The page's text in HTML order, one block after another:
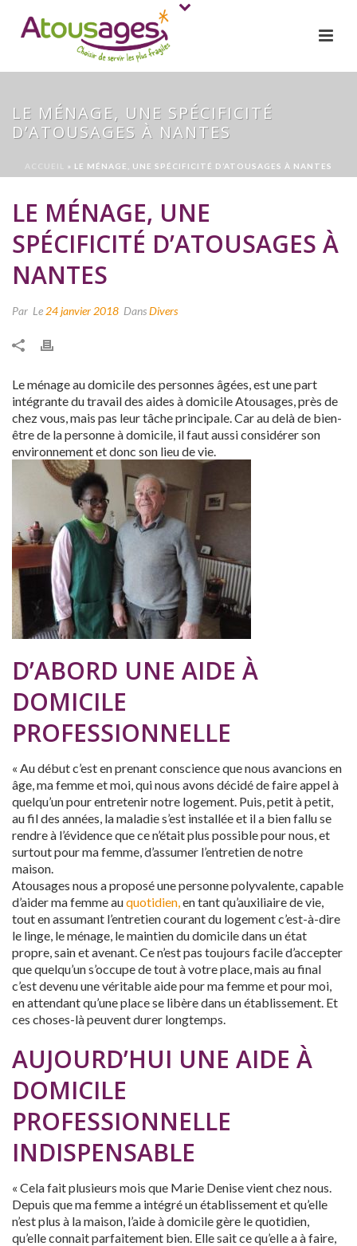
LE MÉNAGE, UNE SPÉCIFICITÉ
D’ATOUSAGES À NANTES
ACCUEIL » LE MÉNAGE, UNE SPÉCIFICITÉ D’ATOUSAGES À NANTES
LE MÉNAGE, UNE
SPÉCIFICITÉ D’ATOUSAGES À
NANTES
Par Le 24 janvier 2018 DansDivers
Le ménage au domicile des personnes âgées, est une part
intégrante du travail des aides à domicile Atousages, près de
chez vous, mais pas leur tâche principale. Car au delà de bien-
être de la personne à domicile, il faut aussi considérer son
environnement et donc son lieu de vie.
D’ABORD UNE AIDE À
DOMICILE
PROFESSIONNELLE
« Au début c’est en prenant conscience que nous avancions en
âge, ma femme et moi, qui nous avons décidé de faire appel à
quelqu’un pour entretenir notre logement. Puis, petit à petit,
au fil des années, la maladie s’est installée et il a bien fallu se
rendre à l’évidence que ce n’était plus possible pour nous, et
surtout pour ma femme, d’assumer l’entretien de notre
maison.
Atousages nous a proposé une personne polyvalente, capable
d’aider ma femme auquotidien,en tant qu’auxiliaire de vie,
tout en assumant l’entretien courant du logement c’est-à-dire
le linge, le ménage, le maintien du domicile dans un état
propre, sain et avenant. Ce n’est pas toujours facile d’accepter
que quelqu’un s’occupe de tout à votre place, mais au final
c’est devenu une véritable aide pour ma femme et pour moi,
en attendant qu’une place se libère dans un établissement. Et
ces choses-là peuvent durer longtemps.
AUJOURD’HUI UNE AIDE À
DOMICILE
PROFESSIONNELLE
INDISPENSABLE
« Cela fait plusieurs mois que Marie Denise vient chez nous.
Depuis que ma femme a intégré un établissement et qu’elle
n’est plus à la maison, l’aide à domicile gère le quotidien,
qu’elle connait parfaitement bien. Elle sait ce qu’elle a à faire,